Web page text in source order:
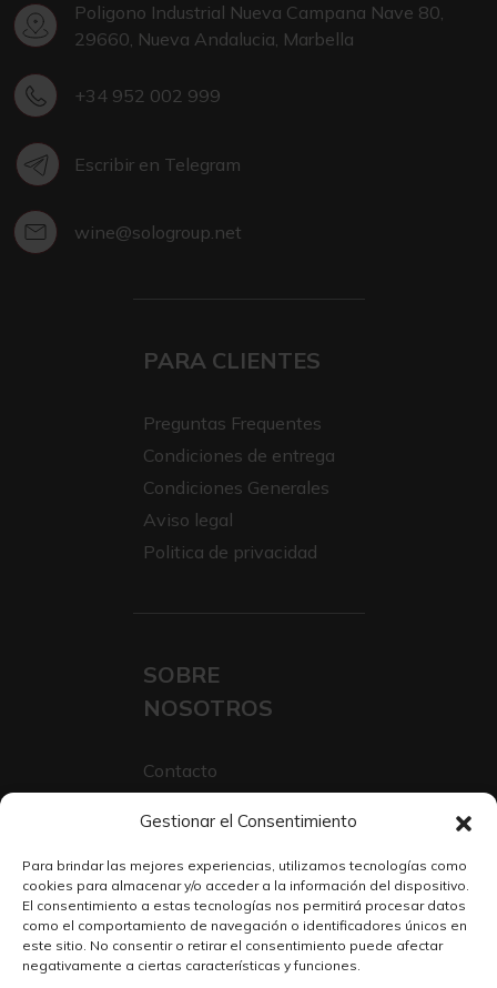
Gestionar el Consentimiento
Para brindar las mejores experiencias, utilizamos tecnologías como
cookies para almacenar y/o acceder a la información del dispositivo.
El consentimiento a estas tecnologías nos permitirá procesar datos
como el comportamiento de navegación o identificadores únicos en
este sitio. No consentir o retirar el consentimiento puede afectar
negativamente a ciertas características y funciones.
Poligono Industrial Nueva Campana Nave 80,
29660, Nueva Andalucia, Marbella
+34 952 002 999
Escribir en Telegram
wine@sologroup.net
PARA CLIENTES
Preguntas Frequentes
Condiciones de entrega
Condiciones Generales
Aviso legal
Politica de privacidad
SOBRE
NOSOTROS
Contacto